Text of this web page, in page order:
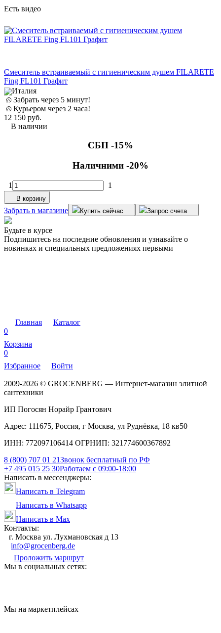
Есть видео
Смеситель встраиваемый с гигиеническим душем FILARETE
Fing FL101 Графит
Италия
Забрать через 5 минут!
Курьером через 2 часа!
12 150 руб.
В наличии
СБП -15%
Наличними -20%
1 1
В корзину
Забрать в магазине Купить сейчас Запрос счета
Будьте в курсе
Подпишитесь на последние обновления и узнавайте о
новинках и специальных предложениях первыми
Главная
Каталог
0
Корзина
0
Избранное
Войти
2009-2026 © GROCENBERG — Интернет-магазин элитной
сантехники
ИП Погосян Норайр Грантович
Адрес: 111675, Россия, г Москва, ул Руднёвка, 18 кв50
ИНН: 772097106414 ОГРНИП: 321774600367892
8 (800) 707 01 21Звонок бесплатный по РФ
+7 495 015 25 30Работаем с 09:00-18:00
Написать в мессенджеры:
Написать в Telegram
Написать в Whatsapp
Написать в Max
Контакты:
г. Москва ул. Лухмановская д 13
info@grocenberg.de
Проложить маршрут
Мы в социальных сетях:
Мы на маркетплейсах